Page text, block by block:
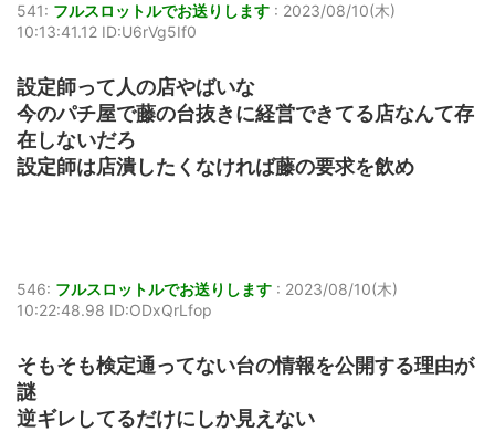
541: フルスロットルでお送りします : 2023/08/10(木)
10:13:41.12 ID:U6rVg5If0
設定師って人の店やばいな
今のパチ屋で藤の台抜きに経営できてる店なんて存
在しないだろ
設定師は店潰したくなければ藤の要求を飲め
546: フルスロットルでお送りします : 2023/08/10(木)
10:22:48.98 ID:ODxQrLfop
そもそも検定通ってない台の情報を公開する理由が
謎
逆ギレしてるだけにしか見えない